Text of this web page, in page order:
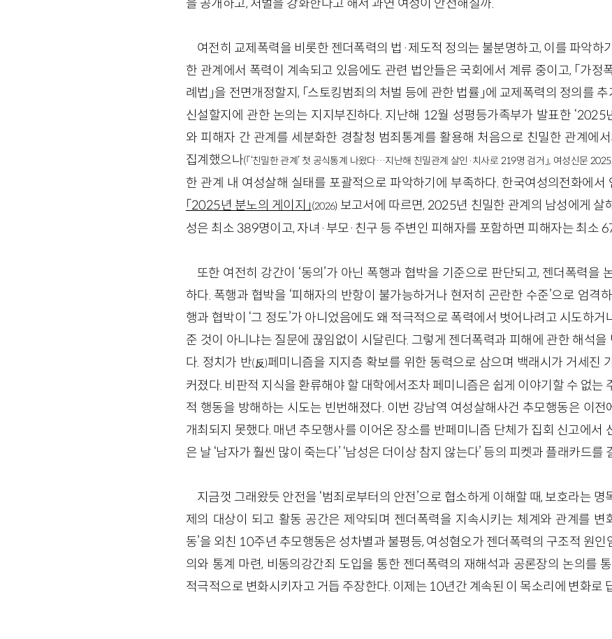
을 공개하고, 처벌을 강화한다고 해서 과연 여성이 안전해질까.
여전히 교제폭력을 비롯한 젠더폭력의 법·제도적 정의는 불분명하고, 이를 파악하
한 관계에서 폭력이 계속되고 있음에도 관련 법안들은 국회에서 계류 중이고, 「가정
례법」을 전면개정할지, 「스토킹범죄의 처벌 등에 관한 법률」에 교제폭력의 정의를 추
신설할지에 관한 논의는 지지부진하다. 지난해 12월 성평등가족부가 발표한 ‘2025
와 피해자 간 관계를 세분화한 경찰청 범죄통계를 활용해 처음으로 친밀한 관계에
집계했으나(「‘친밀한 관계’ 첫 공식통계 나왔다…지난해 친밀관계 살인·치사로 219명 검거」, 여성신문
한 관계 내 여성살해 실태를 포괄적으로 파악하기에 부족하다. 한국여성의전화에서
「2025년 분노의 게이지」(2026) 보고서에 따르면, 2025년 친밀한 관계의 남성에게 살
성은 최소 389명이고, 자녀 · 부모· 친구 등 주변인 피해자를 포함하면 피해자는 최소
또한 여전히 강간이 ‘동의’가 아닌 폭행과 협박을 기준으로 판단되고, 젠더폭력을
하다. 폭행과 협박을 ‘피해자의 반항이 불가능하거나 현저히 곤란한 수준’으로 엄격
행과 협박이 ‘그 정도’가 아니었음에도 왜 적극적으로 폭력에서 벗어나려고 시도하
준 것이 아니냐는 질문에 끊임없이 시달린다. 그렇게 젠더폭력과 피해에 관한 해석
다. 정치가 반(反)페미니즘을 지지층 확보를 위한 동력으로 삼으며 백래시가 거세진
커졌다. 비판적 지식을 환류해야 할 대학에서조차 페미니즘은 쉽게 이야기할 수 없는
적 행동을 방해하는 시도는 빈번해졌다. 이번 강남역 여성살해사건 추모행동은 이전
개최되지 못했다. 매년 추모행사를 이어온 장소를 반페미니즘 단체가 집회 신고에서
은 날 ‘남자가 훨씬 많이 죽는다’ ‘남성은 더이상 참지 않는다’ 등의 피켓과 플래카드를
지금껏 그래왔듯 안전을 ‘범죄로부터의 안전’으로 협소하게 이해할 때, 보호라는
제의 대상이 되고 활동 공간은 제약되며 젠더폭력을 지속시키는 체계와 관계를 변
동’을 외친 10주년 추모행동은 성차별과 불평등, 여성혐오가 젠더폭력의 구조적 원인
의와 통계 마련, 비동의강간죄 도입을 통한 젠더폭력의 재해석과 공론장의 논의를
적극적으로 변화시키자고 거듭 주장한다. 이제는 10년간 계속된 이 목소리에 변화로